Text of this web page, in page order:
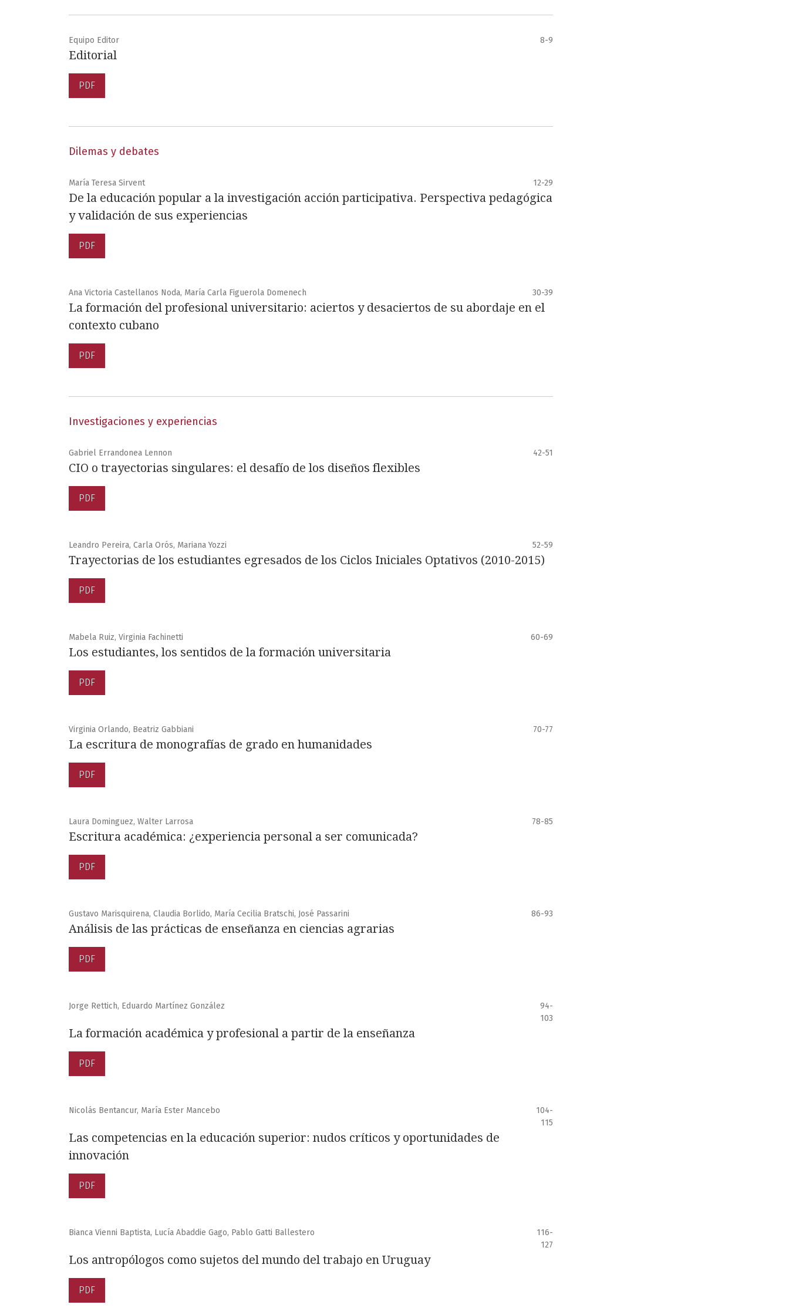
Equipo Editor 8-9
Editorial
PDF
Dilemas y debates
María Teresa Sirvent 12-29
De la educación popular a la investigación acción participativa. Perspectiva pedagógica
y validación de sus experiencias
PDF
Ana Victoria Castellanos Noda, María Carla Figuerola Domenech 30-39
La formación del profesional universitario: aciertos y desaciertos de su abordaje en el
contexto cubano
PDF
Investigaciones y experiencias
Gabriel Errandonea Lennon 42-51
CIO o trayectorias singulares: el desafío de los diseños flexibles
PDF
Leandro Pereira, Carla Orós, Mariana Yozzi 52-59
Trayectorias de los estudiantes egresados de los Ciclos Iniciales Optativos (2010-2015)
PDF
Mabela Ruiz, Virginia Fachinetti 60-69
Los estudiantes, los sentidos de la formación universitaria
PDF
Virginia Orlando, Beatriz Gabbiani 70-77
La escritura de monografías de grado en humanidades
PDF
Laura Dominguez, Walter Larrosa 78-85
Escritura académica: ¿experiencia personal a ser comunicada?
PDF
Gustavo Marisquirena, Claudia Borlido, María Cecilia Bratschi, José Passarini 86-93
Análisis de las prácticas de enseñanza en ciencias agrarias
PDF
Jorge Rettich, Eduardo Martínez González
94-
103
La formación académica y profesional a partir de la enseñanza
PDF
Nicolás Bentancur, María Ester Mancebo
104-
115
Las competencias en la educación superior: nudos críticos y oportunidades de
innovación
PDF
Bianca Vienni Baptista, Lucía Abaddie Gago, Pablo Gatti Ballestero
116-
127
Los antropólogos como sujetos del mundo del trabajo en Uruguay
PDF